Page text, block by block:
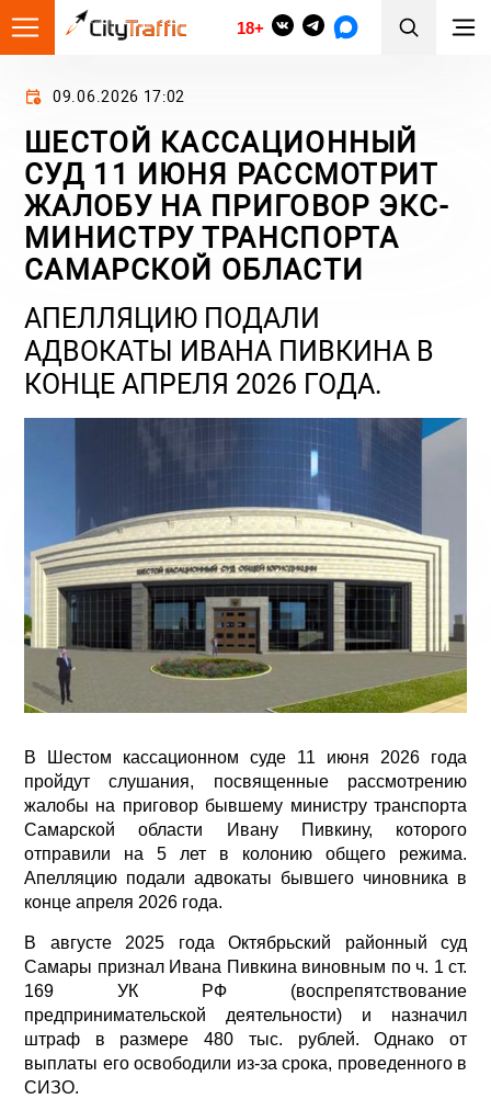
18+
09.06.2026 17:02
ШЕСТОЙ КАССАЦИОННЫЙ
СУД 11 ИЮНЯ РАССМОТРИТ
ЖАЛОБУ НА ПРИГОВОР ЭКС-
МИНИСТРУ ТРАНСПОРТА
САМАРСКОЙ ОБЛАСТИ
АПЕЛЛЯЦИЮ ПОДАЛИ
АДВОКАТЫ ИВАНА ПИВКИНА В
КОНЦЕ АПРЕЛЯ 2026 ГОДА.
В Шестом кассационном суде 11 июня 2026 года
пройдут слушания, посвященные рассмотрению
жалобы на приговор бывшему министру транспорта
Самарской области Ивану Пивкину, которого
отправили на 5 лет в колонию общего режима.
Апелляцию подали адвокаты бывшего чиновника в
конце апреля 2026 года.
В августе 2025 года Октябрьский районный суд
Самары признал Ивана Пивкина виновным по ч. 1 ст.
169 УК РФ (воспрепятствование
предпринимательской деятельности) и назначил
штраф в размере 480 тыс. рублей. Однако от
выплаты его освободили из-за срока, проведенного в
СИЗО.